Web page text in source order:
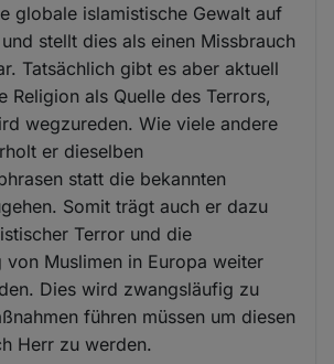
globale islamistische Gewalt auf
stellt dies als einen Missbrauch
Tatsächlich gibt es aber aktuell
Religion als Quelle des Terrors,
wegzureden. Wie viele andere
er dieselben
statt die bekannten
Somit trägt auch er dazu
Terror und die
von Muslimen in Europa weiter
Dies wird zwangsläufig zu
führen müssen um diesen
Herr zu werden.